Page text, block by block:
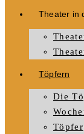
Theater in
Töpfern
Die